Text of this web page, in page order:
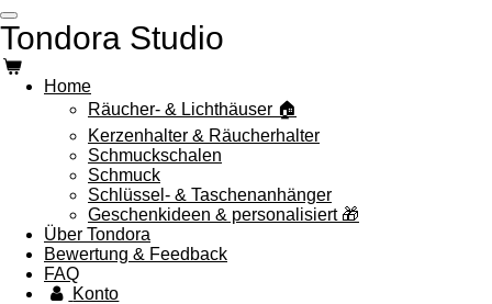
Zum
Hauptinhalt
springen
Tondora Studio
Home
Räucher- & Lichthäuser 🏠
Kerzenhalter & Räucherhalter
Schmuckschalen
Schmuck
Schlüssel- & Taschenanhänger
Geschenkideen & personalisiert 🎁
Über Tondora
Bewertung & Feedback
FAQ
Konto